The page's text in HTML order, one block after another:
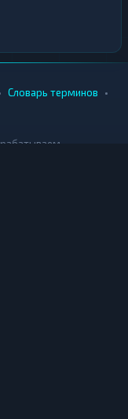
Словарь терминов •